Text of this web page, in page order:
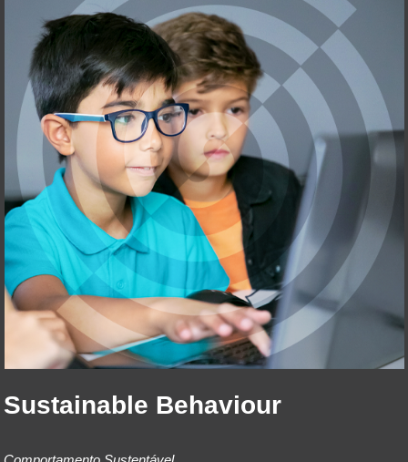
Sustainable Behaviour